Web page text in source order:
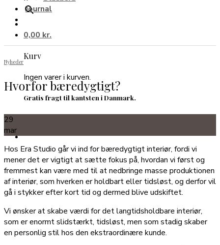
0,00 kr.
Kurv
Ingen varer i kurven.
Gratis fragt til kantsten i Danmark.
Journal
Nyheder
Hvorfor bæredygtigt?
29
mar
Hos Era Studio går vi ind for bæredygtigt interiør, fordi vi
mener det er vigtigt at sætte fokus på, hvordan vi først og
fremmest kan være med til at nedbringe masse produktionen
af interiør, som hverken er holdbart eller tidsløst, og derfor vil
gå i stykker efter kort tid og dermed blive udskiftet.
Vi ønsker at skabe værdi for det langtidsholdbare interiør,
som er enormt slidstærkt, tidsløst, men som stadig skaber
en personlig stil hos den ekstraordinære kunde.